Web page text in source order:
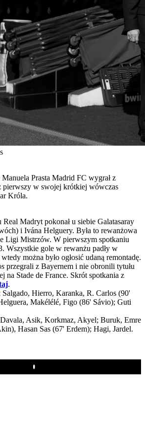
Prasta Madrid FC wygrał z
pierwszy w swojej krótkiej wówczas
Króla.
Madryt pokonał u siebie Galatasaray
i Ivána Helguery. Była to rewanżowa
Ligi Mistrzów. W pierwszym spotkaniu
Wszystkie gole w rewanżu padły w
można było ogłosić udaną remontadę.
przegrali z Bayernem i nie obronili tytułu
na Stade de France. Skrót spotkania z
.
Salgado, Hierro, Karanka, R. Carlos (90'
Makélélé, Figo (86' Sávio); Guti
Asik, Korkmaz, Akyel; Buruk, Emre
Hasan Sas (67' Erdem); Hagi, Jardel.
Play